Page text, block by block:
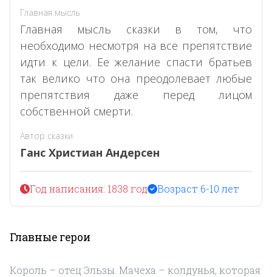
Главная мысль
Главная мысль сказки в том, что
необходимо несмотря на все препятствие
идти к цели. Ее желание спасти братьев
так велико что она преодолевает любые
препятствия даже перед лицом
собственной смерти.
Автор сказки
Ганс Христиан Андерсен
Год написания: 1838 год Возраст 6-10 лет
Главные герои
Король – отец Эльзы. Мачеха – колдунья, которая